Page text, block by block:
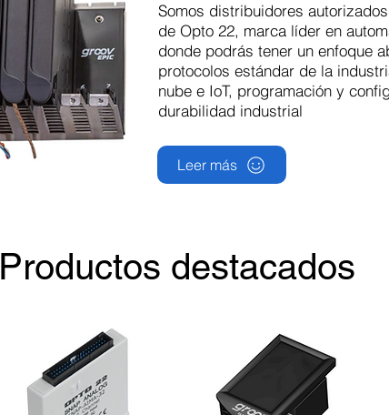
Somos distribuidores
de Opto 22, marca líder en
donde podrás tener un enfoque
protocolos estándar de la
nube e IoT, programación y
durabilidad industrial
Leer más
Productos destacados